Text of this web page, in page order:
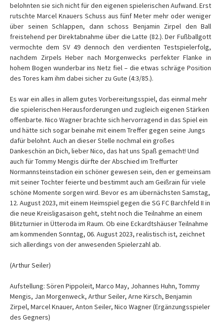
belohnten sie sich nicht für den eigenen spielerischen Aufwand. Erst
rutschte Marcel Knauers Schuss aus fünf Meter mehr oder weniger
über seinen Schlappen, dann schoss Benjamin Zirpel den Ball
freistehend per Direktabnahme über die Latte (82.). Der Fußballgott
vermochte dem SV 49 dennoch den verdienten Testspielerfolg,
nachdem Zirpels Heber nach Morgenwecks perfekter Flanke in
hohem Bogen wunderbar ins Netz fiel – die etwas schräge Position
des Tores kam ihm dabei sicher zu Gute (4:3/85.).
Es war ein alles in allem gutes Vorbereitungsspiel, das einmal mehr
die spielerischen Herausforderungen und zugleich eigenen Stärken
offenbarte. Nico Wagner brachte sich hervorragend in das Spiel ein
und hätte sich sogar beinahe mit einem Treffer gegen seine Jungs
dafür belohnt. Auch an dieser Stelle nochmal ein großes
Dankeschön an Dich, lieber Nico, das hat uns Spaß gemacht! Und
auch für Tommy Mengis dürfte der Abschied im Treffurter
Normannsteinstadion ein schöner gewesen sein, den er gemeinsam
mit seiner Tochter feierte und bestimmt auch am Geißrain für viele
schöne Momente sorgen wird. Bevor es am übernächsten Samstag,
12. August 2023, mit einem Heimspiel gegen die SG FC Barchfeld II in
die neue Kreisligasaison geht, steht noch die Teilnahme an einem
Blitzturnier in Ütteroda im Raum. Ob eine Eckardtshäuser Teilnahme
am kommenden Sonntag, 06. August 2023, realistisch ist, zeichnet
sich allerdings von der anwesenden Spielerzahl ab.
(Arthur Seiler)
Aufstellung: Sören Pippoleit, Marco May, Johannes Huhn, Tommy
Mengis, Jan Morgenweck, Arthur Seiler, Arne Kirsch, Benjamin
Zirpel, Marcel Knauer, Anton Seiler, Nico Wagner (Ergänzungsspieler
des Gegners)